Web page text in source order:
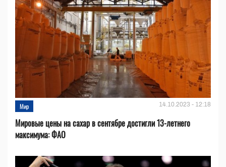
Мир 14.10.2023 - 12:18
Мировые цены на сахар в сентябре достигли 13-летнего
максимума: ФАО